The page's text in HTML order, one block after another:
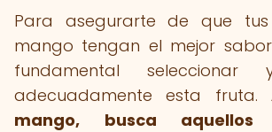
Para asegurarte de que
mango tengan el mejor
fundamental seleccionar
adecuadamente esta fruta.
mango, busca